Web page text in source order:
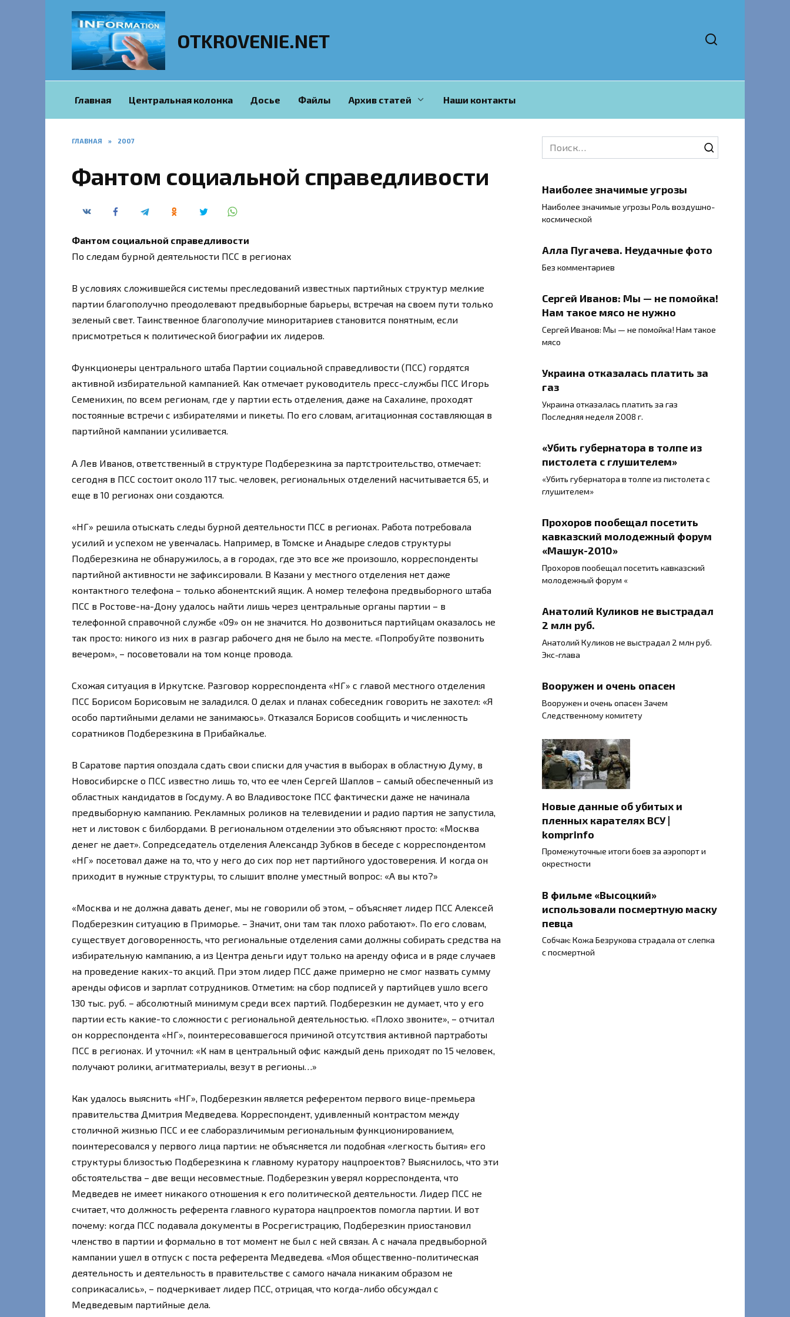
OTKROVENIE.NET
Главная Центральная колонка Досье Файлы Архив статей Наши контакты
ГЛАВНАЯ » 2007
Фантом социальной справедливости
Фантом социальной справедливости
По следам бурной деятельности ПСС в регионах
В условиях сложившейся системы преследований известных партийных структур мелкие
партии благополучно преодолевают предвыборные барьеры, встречая на своем пути только
зеленый свет. Таинственное благополучие миноритариев становится понятным, если
присмотреться к политической биографии их лидеров.
Функционеры центрального штаба Партии социальной справедливости (ПСС) гордятся
активной избирательной кампанией. Как отмечает руководитель пресс-службы ПСС Игорь
Семенихин, по всем регионам, где у партии есть отделения, даже на Сахалине, проходят
постоянные встречи с избирателями и пикеты. По его словам, агитационная составляющая в
партийной кампании усиливается.
А Лев Иванов, ответственный в структуре Подберезкина за партстроительство, отмечает:
сегодня в ПСС состоит около 117 тыс. человек, региональных отделений насчитывается 65, и
еще в 10 регионах они создаются.
«НГ» решила отыскать следы бурной деятельности ПСС в регионах. Работа потребовала
усилий и успехом не увенчалась. Например, в Томске и Анадыре следов структуры
Подберезкина не обнаружилось, а в городах, где это все же произошло, корреспонденты
партийной активности не зафиксировали. В Казани у местного отделения нет даже
контактного телефона – только абонентский ящик. А номер телефона предвыборного штаба
ПСС в Ростове-на-Дону удалось найти лишь через центральные органы партии – в
телефонной справочной службе «09» он не значится. Но дозвониться партийцам оказалось не
так просто: никого из них в разгар рабочего дня не было на месте. «Попробуйте позвонить
вечером», – посоветовали на том конце провода.
Схожая ситуация в Иркутске. Разговор корреспондента «НГ» с главой местного отделения
ПСС Борисом Борисовым не заладился. О делах и планах собеседник говорить не захотел: «Я
особо партийными делами не занимаюсь». Отказался Борисов сообщить и численность
соратников Подберезкина в Прибайкалье.
В Саратове партия опоздала сдать свои списки для участия в выборах в областную Думу, в
Новосибирске о ПСС известно лишь то, что ее член Сергей Шаплов – самый обеспеченный из
областных кандидатов в Госдуму. А во Владивостоке ПСС фактически даже не начинала
предвыборную кампанию. Рекламных роликов на телевидении и радио партия не запустила,
нет и листовок с билбордами. В региональном отделении это объясняют просто: «Москва
денег не дает». Сопредседатель отделения Александр Зубков в беседе с корреспондентом
«НГ» посетовал даже на то, что у него до сих пор нет партийного удостоверения. И когда он
приходит в нужные структуры, то слышит вполне уместный вопрос: «А вы кто?»
«Москва и не должна давать денег, мы не говорили об этом, – объясняет лидер ПСС Алексей
Подберезкин ситуацию в Приморье. – Значит, они там так плохо работают». По его словам,
существует договоренность, что региональные отделения сами должны собирать средства на
избирательную кампанию, а из Центра деньги идут только на аренду офиса и в ряде случаев
на проведение каких-то акций. При этом лидер ПСС даже примерно не смог назвать сумму
аренды офисов и зарплат сотрудников. Отметим: на сбор подписей у партийцев ушло всего
130 тыс. руб. – абсолютный минимум среди всех партий. Подберезкин не думает, что у его
партии есть какие-то сложности с региональной деятельностью. «Плохо звоните», – отчитал
он корреспондента «НГ», поинтересовавшегося причиной отсутствия активной партработы
ПСС в регионах. И уточнил: «К нам в центральный офис каждый день приходят по 15 человек,
получают ролики, агитматериалы, везут в регионы…»
Как удалось выяснить «НГ», Подберезкин является референтом первого вице-премьера
правительства Дмитрия Медведева. Корреспондент, удивленный контрастом между
столичной жизнью ПСС и ее слаборазличимым региональным функционированием,
поинтересовался у первого лица партии: не объясняется ли подобная «легкость бытия» его
структуры близостью Подберезкина к главному куратору нацпроектов? Выяснилось, что эти
обстоятельства – две вещи несовместные. Подберезкин уверял корреспондента, что
Медведев не имеет никакого отношения к его политической деятельности. Лидер ПСС не
считает, что должность референта главного куратора нацпроектов помогла партии. И вот
почему: когда ПСС подавала документы в Росрегистрацию, Подберезкин приостановил
членство в партии и формально в тот момент не был с ней связан. А с начала предвыборной
кампании ушел в отпуск с поста референта Медведева. «Моя общественно-политическая
деятельность и деятельность в правительстве с самого начала никаким образом не
соприкасались», – подчеркивает лидер ПСС, отрицая, что когда-либо обсуждал с
Медведевым партийные дела.
Search
for:
Наиболее значимые угрозы
Наиболее значимые угрозы Роль воздушно-
космической
Алла Пугачева. Неудачные фото
Без комментариев
Сергей Иванов: Мы — не помойка!
Нам такое мясо не нужно
Сергей Иванов: Мы — не помойка! Нам такое
мясо
Украина отказалась платить за
газ
Украина отказалась платить за газ
Последняя неделя 2008 г.
«Убить губернатора в толпе из
пистолета с глушителем»
«Убить губернатора в толпе из пистолета с
глушителем»
Прохоров пообещал посетить
кавказский молодежный форум
«Машук-2010»
Прохоров пообещал посетить кавказский
молодежный форум «
Анатолий Куликов не выстрадал
2 млн руб.
Анатолий Куликов не выстрадал 2 млн руб.
Экс-глава
Вооружен и очень опасен
Вооружен и очень опасен Зачем
Следственному комитету
Новые данные об убитых и
пленных карателях ВСУ |
komprinfo
Промежуточные итоги боев за аэропорт и
окрестности
В фильме «Высоцкий»
использовали посмертную маску
певца
Собчак: Кожа Безрукова страдала от слепка
с посмертной